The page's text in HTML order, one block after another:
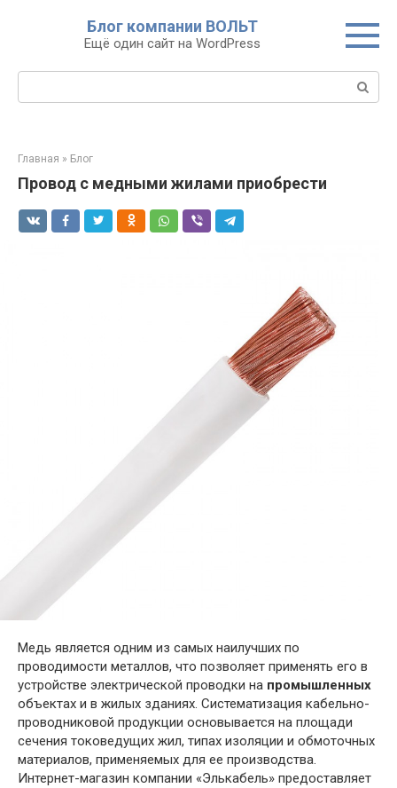
Блог компании ВОЛЬТ
Ещё один сайт на WordPress
Поиск:
Главная » Блог
Провод с медными жилами приобрести
Медь является одним из самых наилучших по
проводимости металлов, что позволяет применять его в
устройстве электрической проводки на промышленных
объектах и в жилых зданиях. Систематизация кабельно-
проводниковой продукции основывается на площади
сечения токоведущих жил, типах изоляции и обмоточных
материалов, применяемых для ее производства.
Интернет-магазин компании «Элькабель» предоставляет